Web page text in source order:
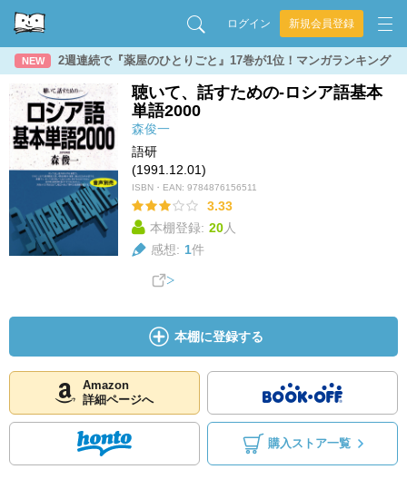
ログイン 新規会員登録
NEW 2週連続で『薬屋のひとりごと』17巻が1位！マンガランキング
聴いて、話すための-ロシア語基本
単語2000
森俊一
語研
(1991.12.01)
ISBN・EAN: 9784876156511
3.33
本棚登録: 20人
感想: 1件
本棚に登録する
Amazon
詳細ページへ
購入ストア一覧